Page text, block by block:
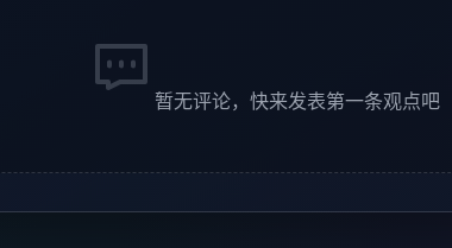
暂无评论，快来发表第一条观点吧